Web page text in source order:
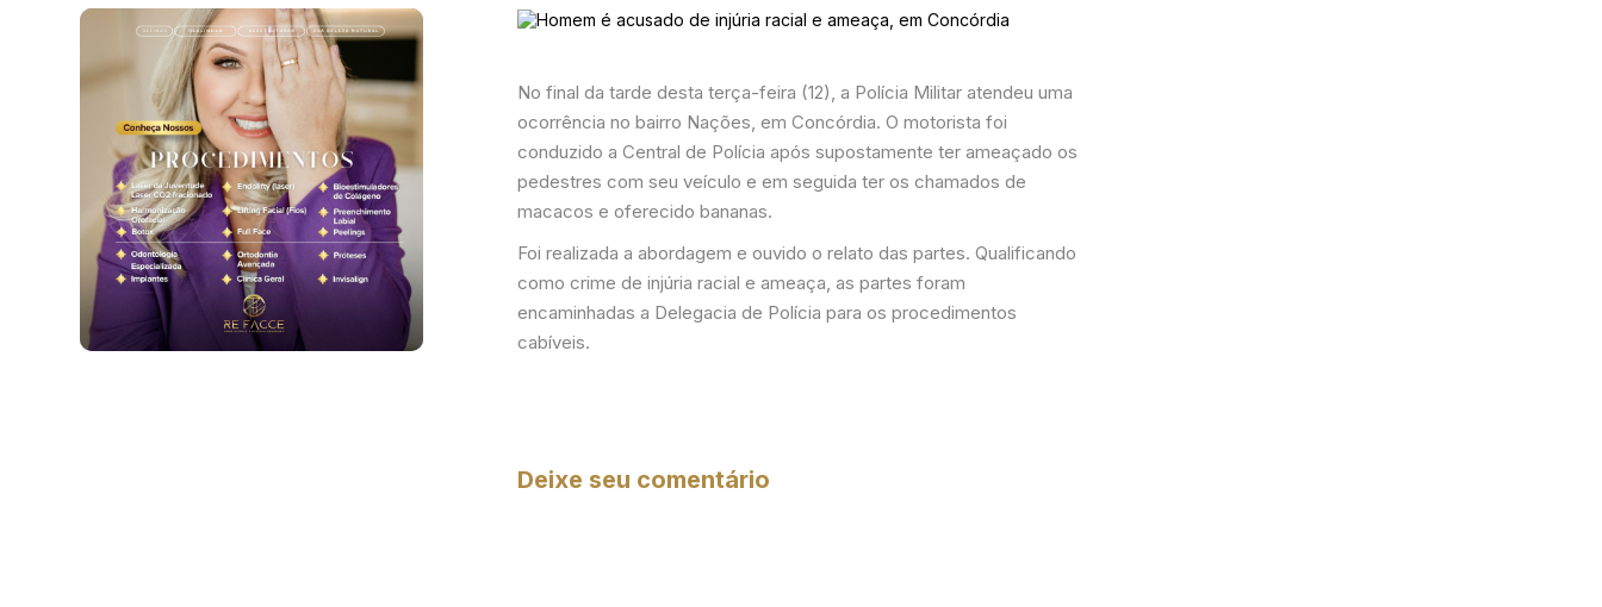
No final da tarde desta terça-feira (12), a Polícia Militar atendeu uma
ocorrência no bairro Nações, em Concórdia. O motorista foi
conduzido a Central de Polícia após supostamente ter ameaçado os
pedestres com seu veículo e em seguida ter os chamados de
macacos e oferecido bananas.
Foi realizada a abordagem e ouvido o relato das partes. Qualificando
como crime de injúria racial e ameaça, as partes foram
encaminhadas a Delegacia de Polícia para os procedimentos
cabíveis.
Deixe seu comentário